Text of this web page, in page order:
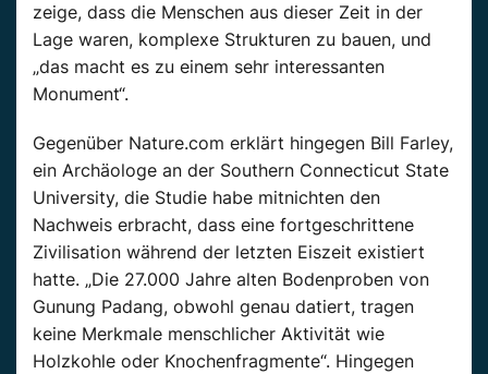
zeige, dass die Menschen aus dieser Zeit in der
Lage waren, komplexe Strukturen zu bauen, und
„das macht es zu einem sehr interessanten
Monument“.
Gegenüber Nature.com erklärt hingegen Bill Farley,
ein Archäologe an der Southern Connecticut State
University, die Studie habe mitnichten den
Nachweis erbracht, dass eine fortgeschrittene
Zivilisation während der letzten Eiszeit existiert
hatte. „Die 27.000 Jahre alten Bodenproben von
Gunung Padang, obwohl genau datiert, tragen
keine Merkmale menschlicher Aktivität wie
Holzkohle oder Knochenfragmente“. Hingegen